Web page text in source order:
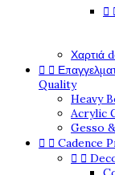

Χαρτιά
 
Quality
Heavy
Acrylic
Gesso
  Cadence
 